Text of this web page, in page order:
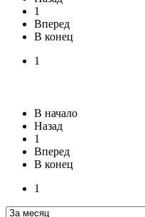
1
Вперед
В конец
1
В начало
Назад
1
Вперед
В конец
1